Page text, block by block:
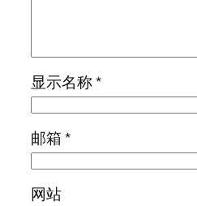
显示名称*
邮箱*
网站